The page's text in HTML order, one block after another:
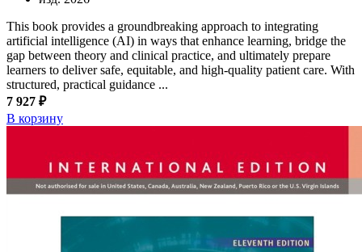
This book provides a groundbreaking approach to integrating
artificial intelligence (AI) in ways that enhance learning, bridge the
gap between theory and clinical practice, and ultimately prepare
learners to deliver safe, equitable, and high-quality patient care. With
structured, practical guidance ...
7 927 ₽
В корзину